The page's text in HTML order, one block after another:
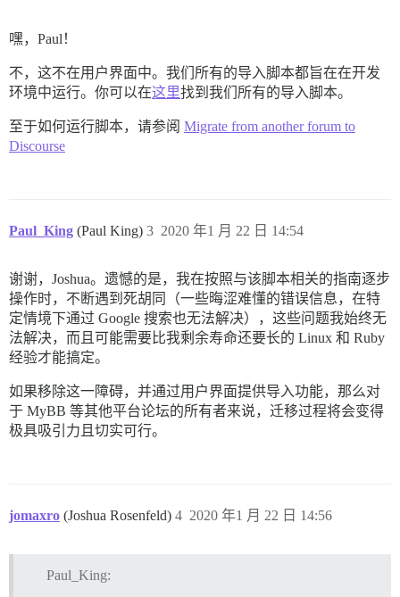
嘿，Paul！
不，这不在用户界面中。我们所有的导入脚本都旨在在开发
环境中运行。你可以在这里找到我们所有的导入脚本。
至于如何运行脚本，请参阅 Migrate from another forum to
Discourse
Paul_King (Paul King) 2020 年1 月 22 日 14:54
3
谢谢，Joshua。遗憾的是，我在按照与该脚本相关的指南逐步
操作时，不断遇到死胡同（一些晦涩难懂的错误信息，在特
定情境下通过 Google 搜索也无法解决），这些问题我始终无
法解决，而且可能需要比我剩余寿命还要长的 Linux 和 Ruby
经验才能搞定。
如果移除这一障碍，并通过用户界面提供导入功能，那么对
于 MyBB 等其他平台论坛的所有者来说，迁移过程将会变得
极具吸引力且切实可行。
jomaxro (Joshua Rosenfeld) 2020 年1 月 22 日 14:56
4
Paul_King: